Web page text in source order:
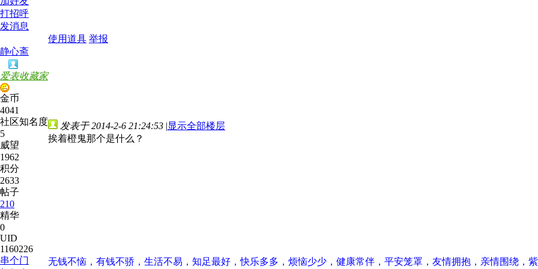
打招呼
发消息
使用道具 举报
静心斋
爱表收藏家
金币
4041
社区知名度
5
威望
1962
积分
2633
帖子
210
精华
0
UID
1160226
串个门
发表于 2014-2-6 21:24:53 |显示全部楼层
挨着橙鬼那个是什么？
无钱不恼，有钱不骄，生活不易，知足最好，快乐多多，烦恼少少，健康常伴，平安笼罩，友情拥抱，亲情围绕，紫